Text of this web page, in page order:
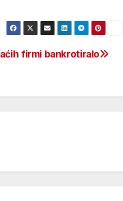
firmi bankrotiralo